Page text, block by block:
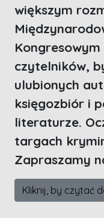
większym
Kongresowym
czytelników,
ulubionych
księgozbiór i
literaturze.
targach
Zapraszamy
Kliknij, by czytać